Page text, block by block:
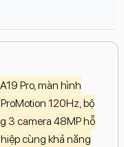
Pro, màn hình
120Hz, bộ
3 camera 48MP hỗ
cùng khả năng